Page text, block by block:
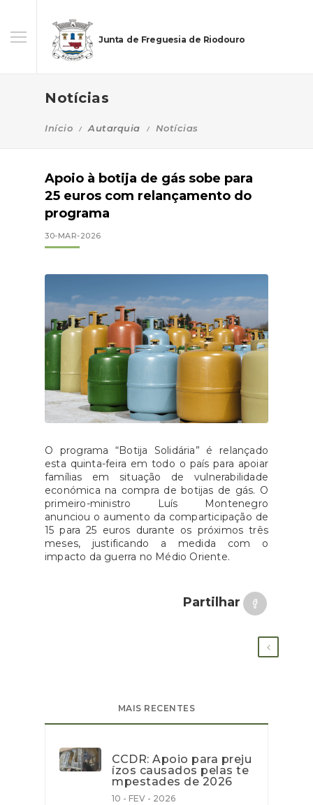
Junta de Freguesia de Riodouro
Notícias
Início Autarquia Notícias
Apoio à botija de gás sobe para
25 euros com relançamento do
programa
30-MAR-2026
O programa “Botija Solidária” é relançado
esta quinta-feira em todo o país para apoiar
famílias em situação de vulnerabilidade
económica na compra de botijas de gás. O
primeiro-ministro Luís Montenegro
anunciou o aumento da comparticipação de
15 para 25 euros durante os próximos três
meses, justificando a medida com o
impacto da guerra no Médio Oriente.
Partilhar
MAIS RECENTES
CCDR: Apoio para preju
ízos causados pelas te
mpestades de 2026
10 - FEV - 2026